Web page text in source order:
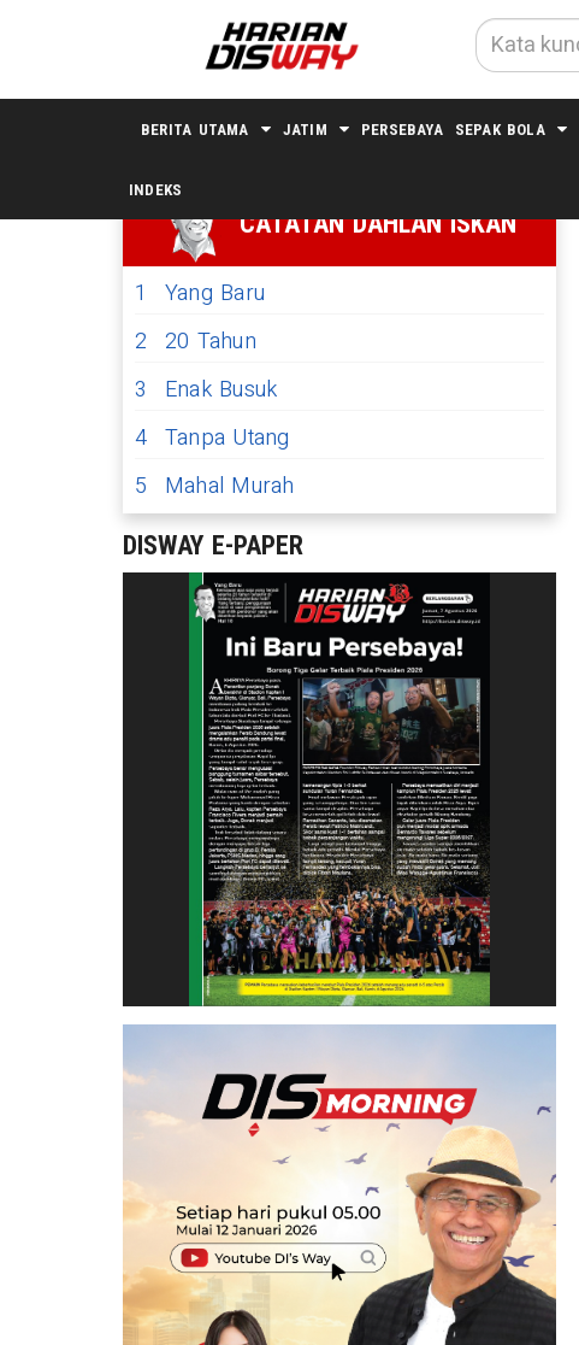
BERITA UTAMA JATIM PERSEBAYA SEPAK BOLA
INDEKS
CATATAN DAHLAN ISKAN
1
Yang Baru
2 20 Tahun
3
Enak Busuk
4 Tanpa Utang
5
Mahal Murah
DISWAY E-PAPER
dan Honda Bikin Kubu